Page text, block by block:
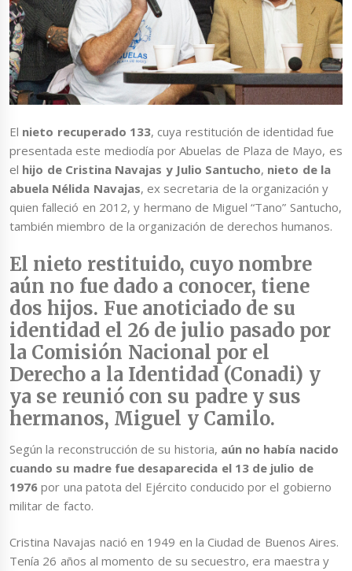
El nieto recuperado 133, cuya restitución de identidad fue
presentada este mediodía por Abuelas de Plaza de Mayo, es
el hijo de Cristina Navajas y Julio Santucho, nieto de la
abuela Nélida Navajas, ex secretaria de la organización y
quien falleció en 2012, y hermano de Miguel “Tano” Santucho,
también miembro de la organización de derechos humanos.
El nieto restituido, cuyo nombre
aún no fue dado a conocer, tiene
dos hijos. Fue anoticiado de su
identidad el 26 de julio pasado por
la Comisión Nacional por el
Derecho a la Identidad (Conadi) y
ya se reunió con su padre y sus
hermanos, Miguel y Camilo.
Según la reconstrucción de su historia, aún no había nacido
cuando su madre fue desaparecida el 13 de julio de
1976 por una patota del Ejército conducido por el gobierno
militar de facto.
Cristina Navajas nació en 1949 en la Ciudad de Buenos Aires.
Tenía 26 años al momento de su secuestro, era maestra y